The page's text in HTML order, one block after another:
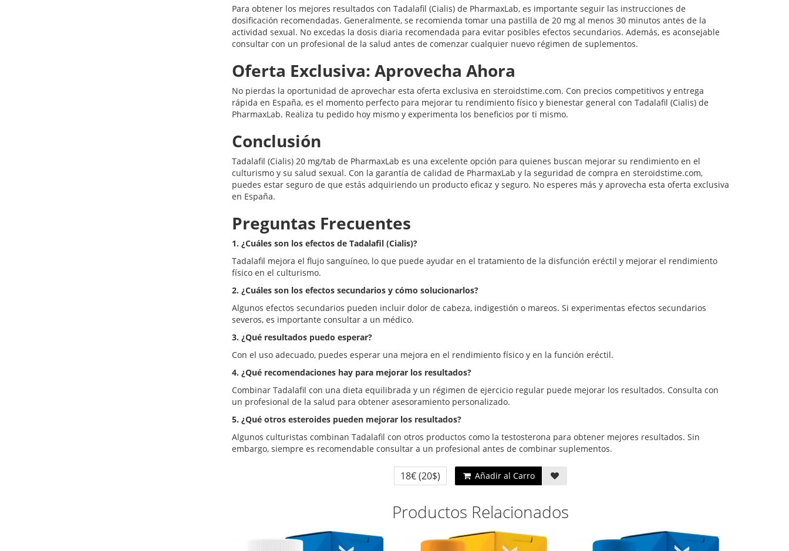
Para obtener los mejores resultados con Tadalafil (Cialis) de PharmaxLab, es importante seguir las instrucciones de
dosificación recomendadas. Generalmente, se recomienda tomar una pastilla de 20 mg al menos 30 minutos antes de la
actividad sexual. No excedas la dosis diaria recomendada para evitar posibles efectos secundarios. Además, es aconsejable
consultar con un profesional de la salud antes de comenzar cualquier nuevo régimen de suplementos.
Oferta Exclusiva: Aprovecha Ahora
No pierdas la oportunidad de aprovechar esta oferta exclusiva en steroidstime.com. Con precios competitivos y entrega
rápida en España, es el momento perfecto para mejorar tu rendimiento físico y bienestar general con Tadalafil (Cialis) de
PharmaxLab. Realiza tu pedido hoy mismo y experimenta los beneficios por ti mismo.
Conclusión
Tadalafil (Cialis) 20 mg/tab de PharmaxLab es una excelente opción para quienes buscan mejorar su rendimiento en el
culturismo y su salud sexual. Con la garantía de calidad de PharmaxLab y la seguridad de compra en steroidstime.com,
puedes estar seguro de que estás adquiriendo un producto eficaz y seguro. No esperes más y aprovecha esta oferta exclusiva
en España.
Preguntas Frecuentes
1. ¿Cuáles son los efectos de Tadalafil (Cialis)?
Tadalafil mejora el flujo sanguíneo, lo que puede ayudar en el tratamiento de la disfunción eréctil y mejorar el rendimiento
físico en el culturismo.
2. ¿Cuáles son los efectos secundarios y cómo solucionarlos?
Algunos efectos secundarios pueden incluir dolor de cabeza, indigestión o mareos. Si experimentas efectos secundarios
severos, es importante consultar a un médico.
3. ¿Qué resultados puedo esperar?
Con el uso adecuado, puedes esperar una mejora en el rendimiento físico y en la función eréctil.
4. ¿Qué recomendaciones hay para mejorar los resultados?
Combinar Tadalafil con una dieta equilibrada y un régimen de ejercicio regular puede mejorar los resultados. Consulta con
un profesional de la salud para obtener asesoramiento personalizado.
5. ¿Qué otros esteroides pueden mejorar los resultados?
Algunos culturistas combinan Tadalafil con otros productos como la testosterona para obtener mejores resultados. Sin
embargo, siempre es recomendable consultar a un profesional antes de combinar suplementos.
18€(20$) Añadir al Carro
Productos Relacionados